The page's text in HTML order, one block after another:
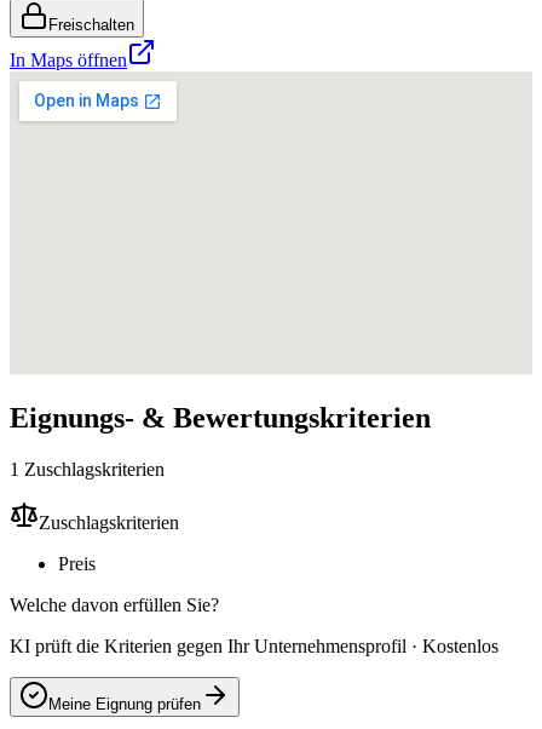
Freischalten
In Maps öffnen
Eignungs- & Bewertungskriterien
1 Zuschlagskriterien
Zuschlagskriterien
Preis
Welche davon erfüllen Sie?
KI prüft die Kriterien gegen Ihr Unternehmensprofil · Kostenlos
Meine Eignung prüfen